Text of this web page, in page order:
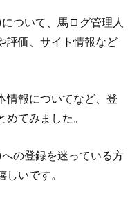
ついて、馬ログ管理人
評価、サイト情報など
情報についてなど、登
てみました。
の登録を迷っている方
いです。